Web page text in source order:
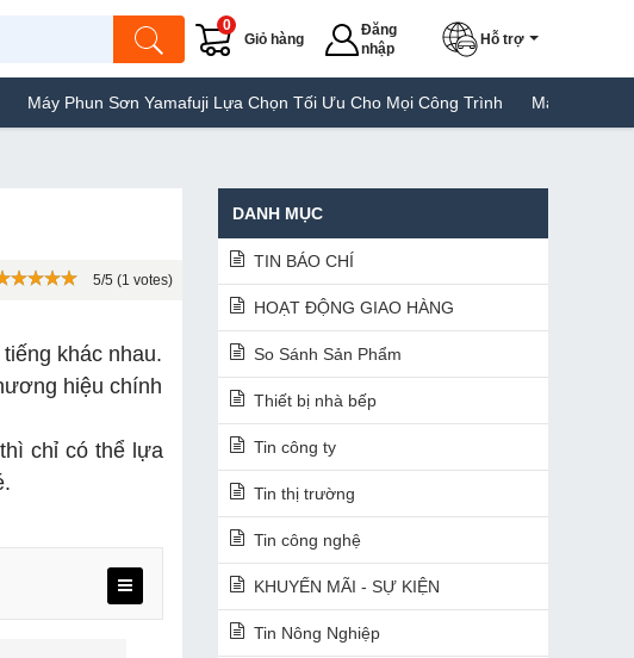
Giỏ hàng
0
Đăng
nhập
Hỗ trợ
Sơn Yamafuji Lựa Chọn Tối Ưu Cho Mọi Công Trình Máy Hàn Túi Yamafuji
5/5 (1 votes)
khác nhau.
hiệu chính
chỉ có thể lựa
DANH MỤC
TIN BÁO CHÍ
HOẠT ĐỘNG GIAO HÀNG
So Sánh Sản Phẩm
Thiết bị nhà bếp
Tin công ty
Tin thị trường
Tin công nghệ
KHUYẾN MÃI - SỰ KIỆN
Tin Nông Nghiệp